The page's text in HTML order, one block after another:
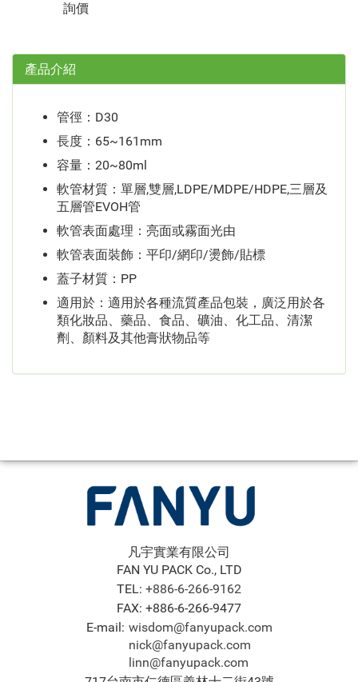
詢價
產品介紹
管徑：D30
長度：65~161mm
容量：20~80ml
軟管材質：單層,雙層,LDPE/MDPE/HDPE,三層及
五層管EVOH管
軟管表面處理：亮面或霧面光由
軟管表面裝飾：平印/網印/燙飾/貼標
蓋子材質：PP
適用於：適用於各種流質產品包裝，廣泛用於各
類化妝品、藥品、食品、礦油、化工品、清潔
劑、顏料及其他膏狀物品等
凡宇實業有限公司
FAN YU PACK Co., LTD
TEL: +886-6-266-9162
FAX: +886-6-266-9477
E-mail: wisdom@fanyupack.com
nick@fanyupack.com
linn@fanyupack.com